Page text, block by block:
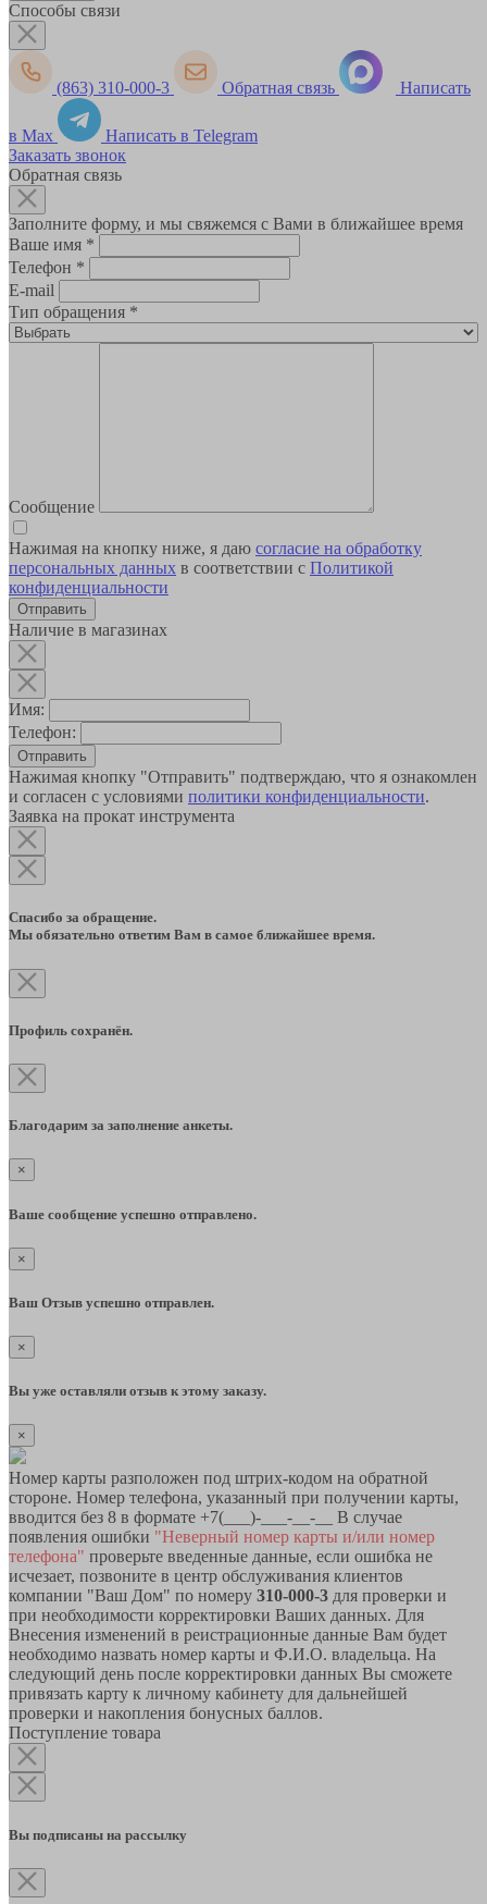
Способы связи
(863) 310-000-3 Обратная связь Написать
в Max
Написать в Telegram
Заказать звонок
Обратная связь
Заполните форму, и мы свяжемся с Вами в ближайшее время
Ваше имя *
Телефон *
E-mail
Тип обращения *
Сообщение
Нажимая на кнопку ниже, я даю согласие на обработку
персональных данных в соответствии с Политикой
конфиденциальности
Наличие в магазинах
Имя:
Телефон:
Отправить
Нажимая кнопку "Отправить" подтверждаю, что я ознакомлен
и согласен с условиями политики конфиденциальности.
Заявка на прокат инструмента
Спасибо за обращение.
Мы обязательно ответим Вам в самое ближайшее время.
Профиль сохранён.
Благодарим за заполнение анкеты.
×
Ваше сообщение успешно отправлено.
×
Ваш Отзыв успешно отправлен.
×
Вы уже оставляли отзыв к этому заказу.
×
Номер карты разположен под штрих-кодом на обратной
стороне. Номер телефона, указанный при получении карты,
вводится без 8 в формате +7(___)-___-__-__ В случае
появления ошибки "Неверный номер карты и/или номер
телефона" проверьте введенные данные, если ошибка не
исчезает, позвоните в центр обслуживания клиентов
компании "Ваш Дом" по номеру 310-000-3 для проверки и
при необходимости корректировки Ваших данных. Для
Внесения изменений в реистрационные данные Вам будет
необходимо назвать номер карты и Ф.И.О. владельца. На
следующий день после корректировки данных Вы сможете
привязать карту к личному кабинету для дальнейшей
проверки и накопления бонусных баллов.
Поступление товара
Вы подписаны на рассылку